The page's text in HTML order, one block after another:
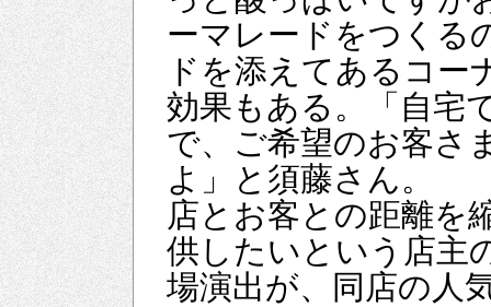
ーマレードをつくる
ドを添えてあるコー
効果もある。「自宅
で、ご希望のお客さ
よ」と須藤さん。
店とお客との距離を
供したいという店主
場演出が、同店の人